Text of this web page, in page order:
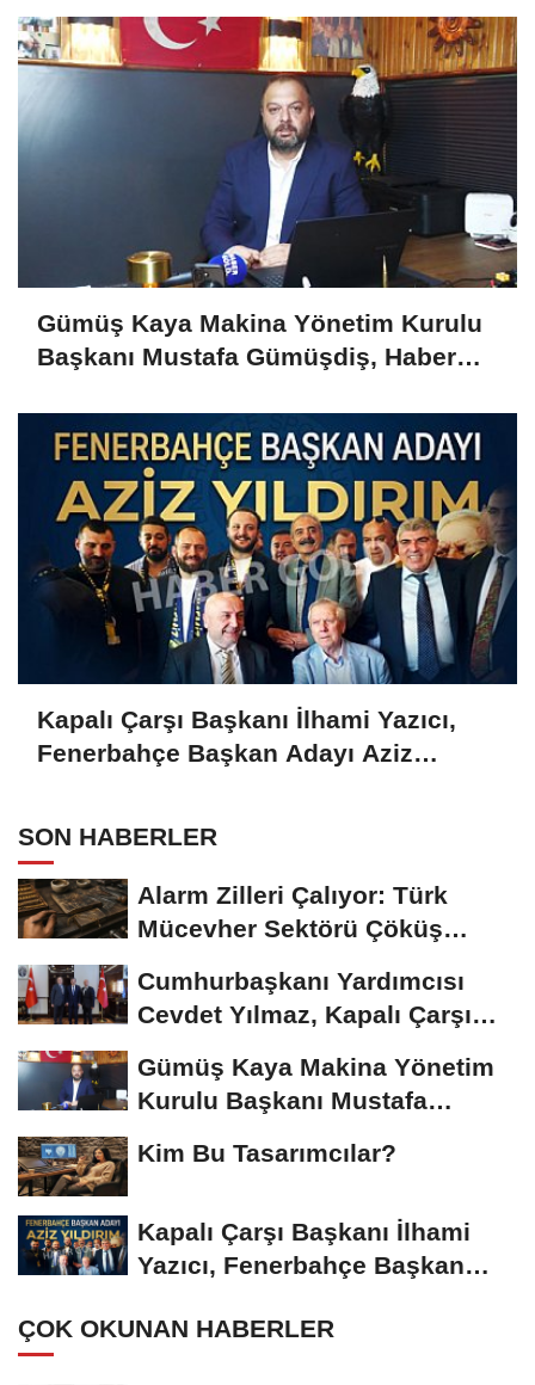
Gümüş Kaya Makina Yönetim Kurulu
Başkanı Mustafa Gümüşdiş, Haber
Kapalı Çarşı Başkanı İlhami Yazıcı,
Fenerbahçe Başkan Adayı Aziz
SON HABERLER
Alarm Zilleri Çalıyor: Türk
Mücevher Sektörü Çöküş
Cumhurbaşkanı Yardımcısı
Cevdet Yılmaz, Kapalı Çarşı
Gümüş Kaya Makina Yönetim
Kurulu Başkanı Mustafa
Kim Bu Tasarımcılar?
Kapalı Çarşı Başkanı İlhami
Yazıcı, Fenerbahçe Başkan
ÇOK OKUNAN HABERLER